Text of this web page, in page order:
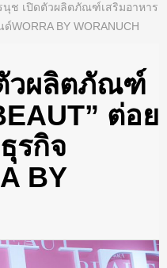
นุช เปิดตัวผลิตภัณฑ์เสริมอาหาร
WORRA BY WORANUCH
วผลิตภัณฑ์
ต่อย
รกิจ
BY